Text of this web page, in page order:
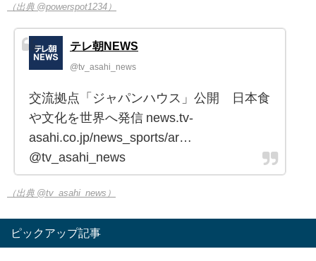
（出典 @powerspot1234）
テレ朝NEWS
@tv_asahi_news
交流拠点「ジャパンハウス」公開 日本食
や文化を世界へ発信 news.tv-
asahi.co.jp/news_sports/ar…
@tv_asahi_news
（出典 @tv_asahi_news）
ピックアップ記事